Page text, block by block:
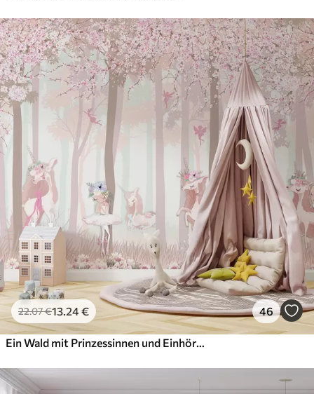
22.07€13 .24€ 46